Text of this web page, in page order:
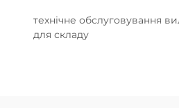
технічне обслуговування
для складу